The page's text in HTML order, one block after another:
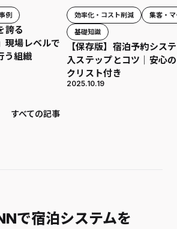
例
誇る
現場レベルで
う組織
効率化・コスト削減
集客・
基礎知識
【保存版】宿泊予約シス
入ステップとコツ｜安心
クリスト付き
2025.10.19
すべての記事
で宿泊システムを